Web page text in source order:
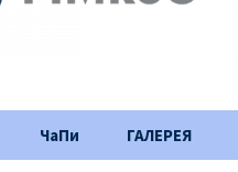
ЧаПи ГАЛЕРЕЯ